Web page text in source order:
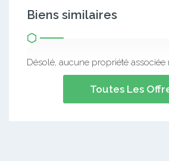
Biens similaires
Désolé, aucune propriété associée
Toutes Les